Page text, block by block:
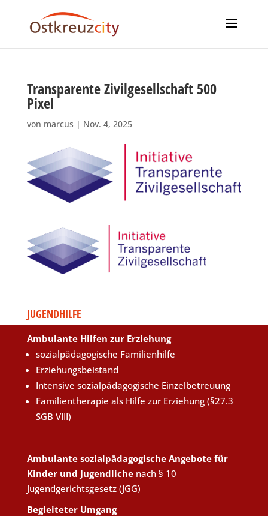
Transparente Zivilgesellschaft 500
Pixel
von marcus | Nov. 4, 2025
JUGENDHILFE
Ambulante Hilfen zur Erziehung
sozialpädagogische Familienhilfe
Erziehungsbeistand
Intensive sozialpädagogische Einzelbetreuung
Familientherapie als Hilfe zur Erziehung (§27.3
SGB VIII)
Ambulante sozialpädagogische Angebote für
Kinder und Jugendliche nach § 10
Jugendgerichtsgesetz (JGG)
Begleiteter Umgang